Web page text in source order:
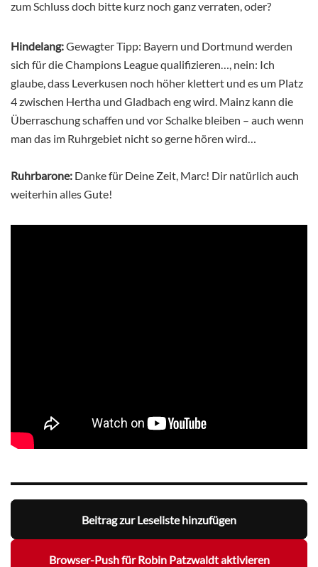
zum Schluss doch bitte kurz noch ganz verraten, oder?
Hindelang:Gewagter Tipp: Bayern und Dortmund werden
sich für die Champions League qualifizieren…, nein: Ich
glaube, dass Leverkusen noch höher klettert und es um Platz
4 zwischen Hertha und Gladbach eng wird. Mainz kann die
Überraschung schaffen und vor Schalke bleiben – auch wenn
man das im Ruhrgebiet nicht so gerne hören wird…
Ruhrbarone: Danke für Deine Zeit, Marc! Dir natürlich auch
weiterhin alles Gute!
Beitrag zur Leseliste hinzufügen
Browser-Push für Robin Patzwaldt aktivieren